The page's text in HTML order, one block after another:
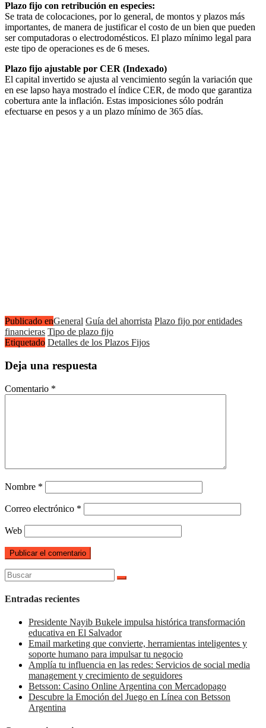
Plazo fijo con retribución en especies:
Se trata de colocaciones, por lo general, de montos y plazos más
importantes, de manera de justificar el costo de un bien que pueden
ser computadoras o electrodomésticos. El plazo mínimo legal para
este tipo de operaciones es de 6 meses.
Plazo fijo ajustable por CER (Indexado)
El capital invertido se ajusta al vencimiento según la variación que
en ese lapso haya mostrado el índice CER, de modo que garantiza
cobertura ante la inflación. Estas imposiciones sólo podrán
efectuarse en pesos y a un plazo mínimo de 365 días.
Publicado enGeneral Guía del ahorrista Plazo fijo por entidades
financieras Tipo de plazo fijo
Etiquetado Detalles de los Plazos Fijos
Deja una respuesta
Comentario *
Nombre *
Correo electrónico *
Web
Buscar:
Entradas recientes
Presidente Nayib Bukele impulsa histórica transformación
educativa en El Salvador
Email marketing que convierte, herramientas inteligentes y
soporte humano para impulsar tu negocio
Amplía tu influencia en las redes: Servicios de social media
management y crecimiento de seguidores
Betsson: Casino Online Argentina con Mercadopago
Descubre la Emoción del Juego en Línea con Betsson
Argentina